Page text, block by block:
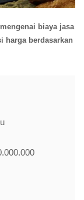
biaya jasa
harga berdasarkan